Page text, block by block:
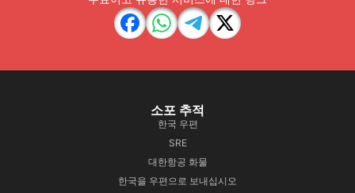
소포 추적
한국 우편
SRE
대한항공 화물
한국을 우편으로 보내십시오